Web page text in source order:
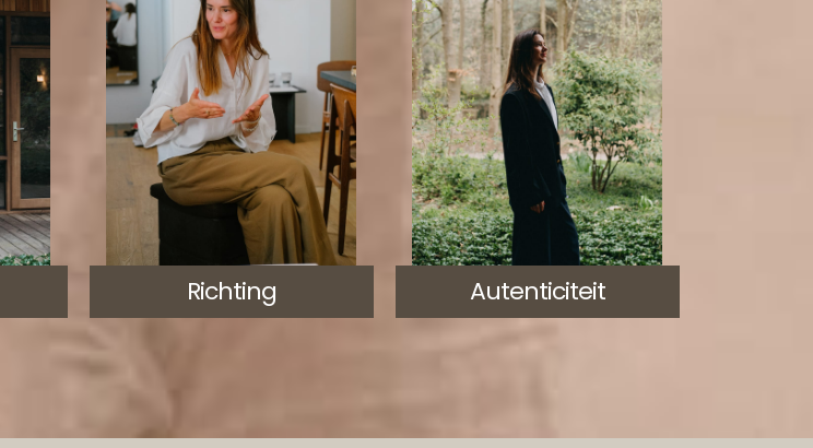
Richting Autenticiteit